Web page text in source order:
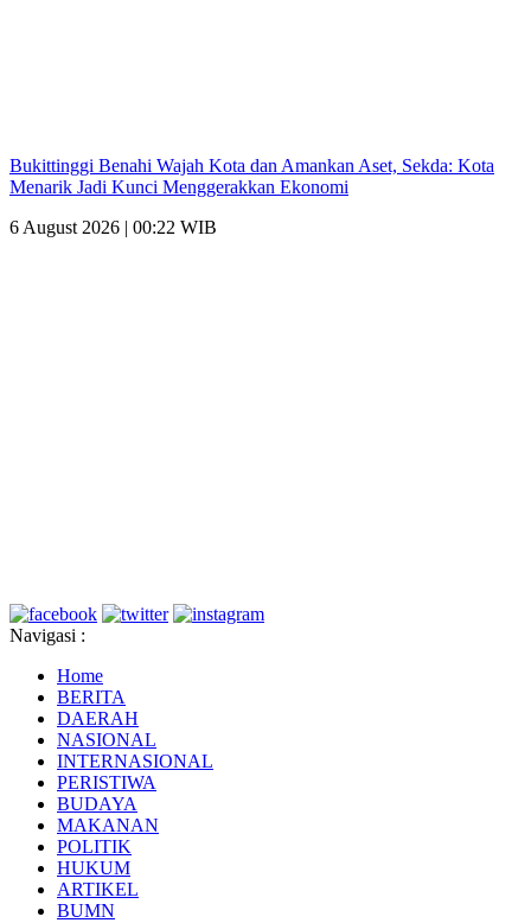
Bukittinggi Benahi Wajah Kota dan Amankan Aset, Sekda: Kota
Menarik Jadi Kunci Menggerakkan Ekonomi
6 August 2026 | 00:22 WIB
Navigasi :
Home
BERITA
DAERAH
NASIONAL
INTERNASIONAL
PERISTIWA
BUDAYA
MAKANAN
POLITIK
HUKUM
ARTIKEL
BUMN